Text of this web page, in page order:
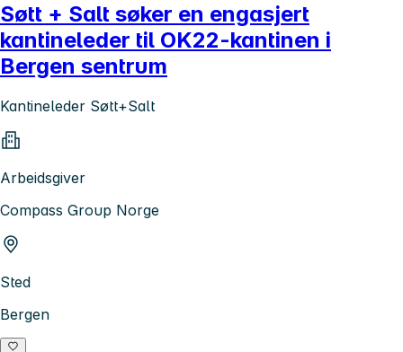
Søtt + Salt søker en engasjert
kantineleder til OK22-kantinen i
Bergen sentrum
Kantineleder Søtt+Salt
Arbeidsgiver
Compass Group Norge
Sted
Bergen